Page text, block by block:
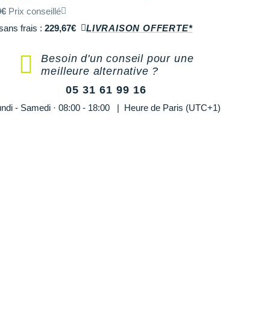
Prix conseillé
frais : 229,67€ LIVRAISON OFFERTE*
Besoin d'un conseil pour une
meilleure alternative ?
05 31 61 99 16
- Samedi · 08:00 - 18:00 | Heure de Paris (UTC+1)